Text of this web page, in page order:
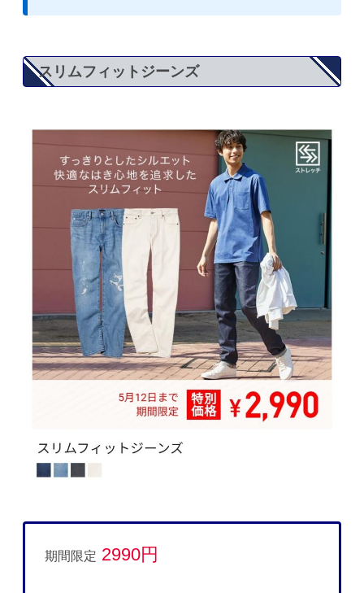
スリムフィットジーンズ
期間限定 2990円